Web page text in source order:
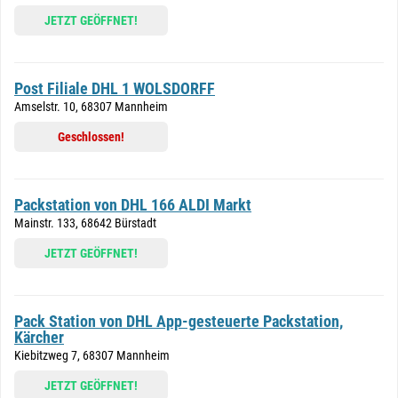
JETZT GEÖFFNET!
Post Filiale DHL 1 WOLSDORFF
Amselstr. 10, 68307 Mannheim
Geschlossen!
Packstation von DHL 166 ALDI Markt
Mainstr. 133, 68642 Bürstadt
JETZT GEÖFFNET!
Pack Station von DHL App-gesteuerte Packstation,
Kärcher
Kiebitzweg 7, 68307 Mannheim
JETZT GEÖFFNET!